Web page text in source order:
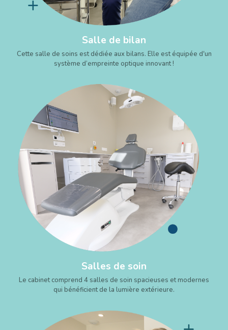
Salle de bilan
Cette salle de soins est dédiée aux bilans. Elle est équipée d'un
système d’empreinte optique innovant !
Salles de soin
Le cabinet comprend 4 salles de soin spacieuses et modernes
qui bénéficient de la lumière extérieure.